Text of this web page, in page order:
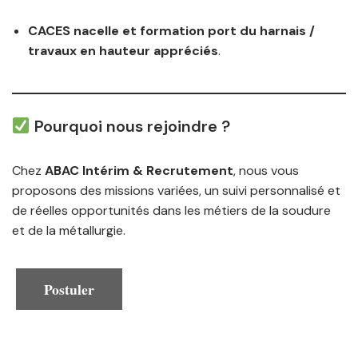
CACES nacelle et formation port du harnais /
travaux en hauteur appréciés.
Pourquoi nous rejoindre ?
Chez ABAC Intérim & Recrutement, nous vous
proposons des missions variées, un suivi personnalisé et
de réelles opportunités dans les métiers de la soudure
et de la métallurgie.